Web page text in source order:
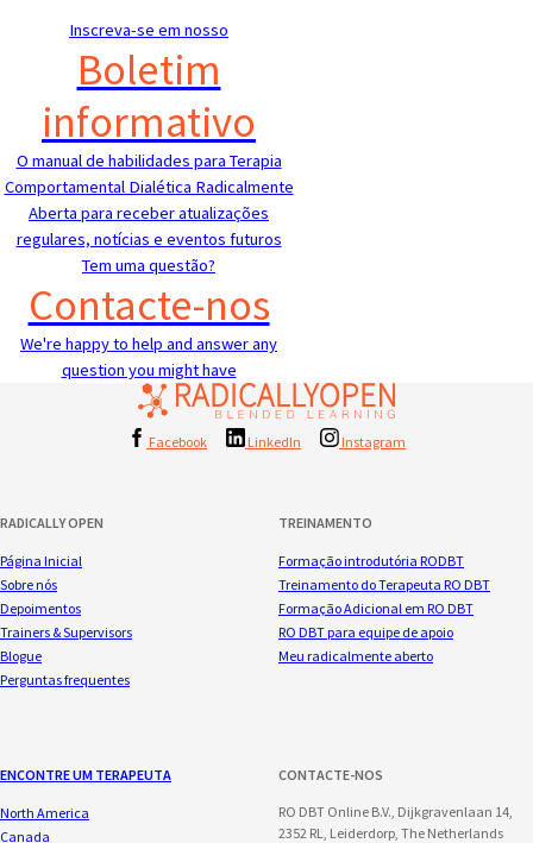
Inscreva-se em nosso
Boletim
informativo
O manual de habilidades para Terapia
Comportamental Dialética Radicalmente
Aberta para receber atualizações
regulares, notícias e eventos futuros
Tem uma questão?
Contacte-nos
We're happy to help and answer any
question you might have
Facebook LinkedIn Instagram
RADICALLY OPEN
Página Inicial
Sobre nós
Depoimentos
Trainers & Supervisors
Blogue
Perguntas frequentes
TREINAMENTO
Formação introdutória RODBT
Treinamento do Terapeuta RO DBT
Formação Adicional em RO DBT
RO DBT para equipe de apoio
Meu radicalmente aberto
ENCONTRE UM TERAPEUTA
North America
Canada
CONTACTE-NOS
RO DBT Online B.V., Dijkgravenlaan 14,
2352 RL, Leiderdorp, The Netherlands